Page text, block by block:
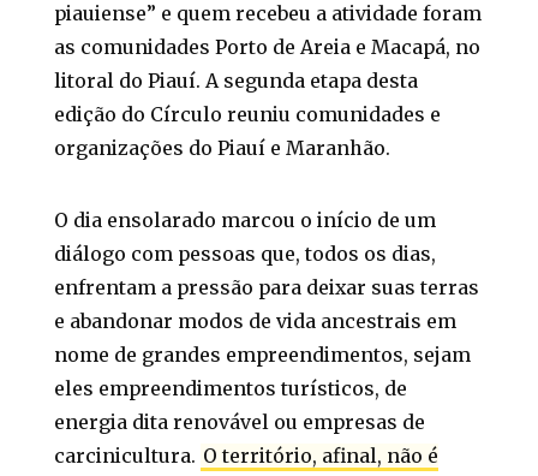
piauiense” e quem recebeu a atividade foram
as comunidades Porto de Areia e Macapá, no
litoral do Piauí. A segunda etapa desta
edição do Círculo reuniu comunidades e
organizações do Piauí e Maranhão.
O dia ensolarado marcou o início de um
diálogo com pessoas que, todos os dias,
enfrentam a pressão para deixar suas terras
e abandonar modos de vida ancestrais em
nome de grandes empreendimentos, sejam
eles empreendimentos turísticos, de
energia dita renovável ou empresas de
carcinicultura. O território, afinal, não é